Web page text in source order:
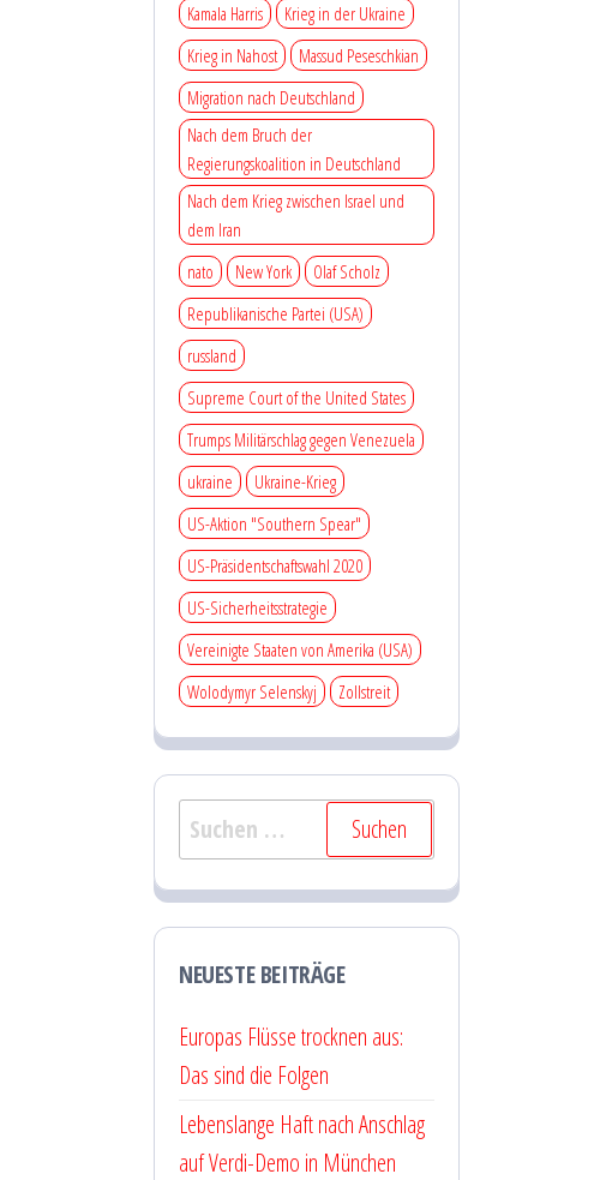
Kamala Harris
Krieg in der Ukraine
Krieg in Nahost
Massud Peseschkian
Migration nach Deutschland
Nach dem Bruch der
Regierungskoalition in Deutschland
Nach dem Krieg zwischen Israel und
dem Iran
nato
New York
Olaf Scholz
Republikanische Partei (USA)
russland
Supreme Court of the United States
Trumps Militärschlag gegen Venezuela
ukraine
Ukraine-Krieg
US-Aktion "Southern Spear"
US-Präsidentschaftswahl 2020
US-Sicherheitsstrategie
Vereinigte Staaten von Amerika (USA)
Wolodymyr Selenskyj
Zollstreit
Suchen
nach:
NEUESTE BEITRÄGE
Europas Flüsse trocknen aus:
Das sind die Folgen
Lebenslange Haft nach Anschlag
auf Verdi-Demo in München